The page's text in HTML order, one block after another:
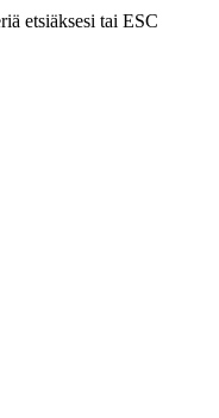
etsiäksesi tai ESC